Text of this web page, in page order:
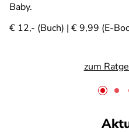
Baby.
€ 12,- (Buch) | € 9,99 (E-
zum